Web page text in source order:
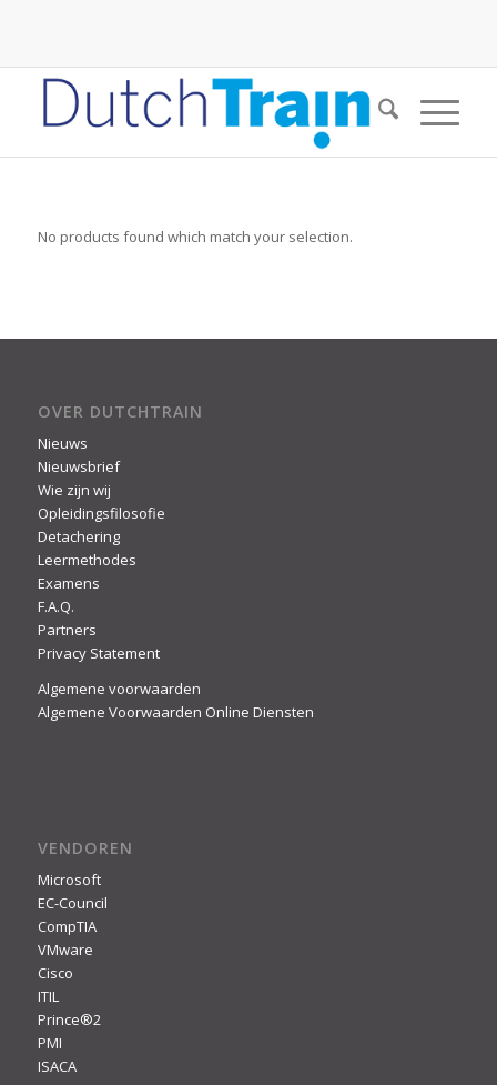
No products found which match your selection.
OVER DUTCHTRAIN
Nieuws
Nieuwsbrief
Wie zijn wij
Opleidingsfilosofie
Detachering
Leermethodes
Examens
F.A.Q.
Partners
Privacy Statement
Algemene voorwaarden
Algemene Voorwaarden Online Diensten
VENDOREN
Microsoft
EC-Council
CompTIA
VMware
Cisco
ITIL
Prince®2
PMI
ISACA